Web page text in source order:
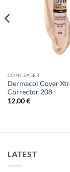
CONCEALER
Dermacol Cover
Corrector 208
12,00€
LATEST